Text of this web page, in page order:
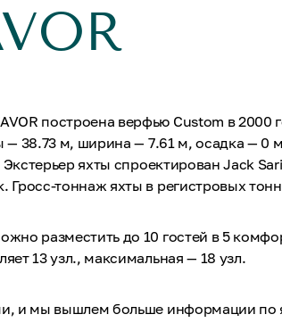
построена верфью Custom в 2000
— 38.73 м, ширина — 7.61 м, осадка — 0
яхты спроектирован Jack
Гросс-тоннаж яхты в регистровых
разместить до 10 гостей в 5
13 узл., максимальная — 18 узл.
и мы вышлем больше информации по